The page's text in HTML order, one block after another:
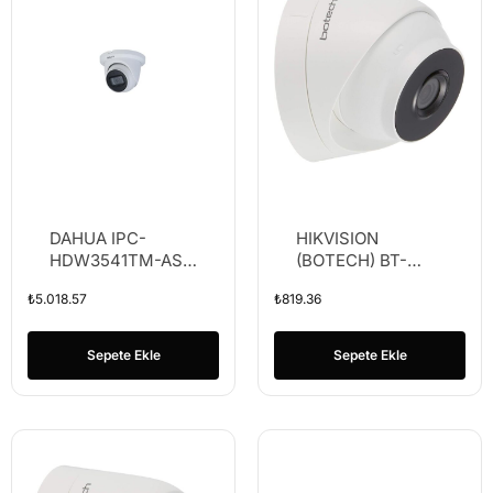
DAHUA IPC-
HDW3541TM-AS-
Dome Sesli
₺5.018.57
Sepete Ekle
HIKVISION
(BOTECH) BT-
2.8MM IP 30M IR
POE IK10 IP67
DOME KAMERA
₺819.36
Sepete Ekle